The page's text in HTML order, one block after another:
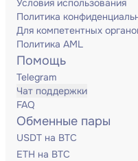
Условия использования
Политика
Для компетентных
Политика AML
Помощь
Telegram
Чат поддержки
FAQ
Обменные пары
USDT на BTC
ETH на BTC